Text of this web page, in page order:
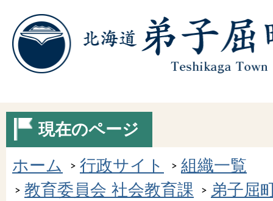
現在のページ
ホーム
行政サイト
組織一覧
教育委員会 社会教育課
弟子屈